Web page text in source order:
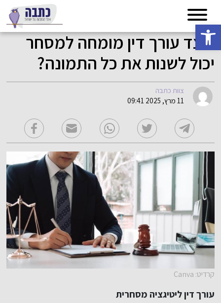
פתח סרגל נגישות
כיצד עורך דין מומחה למסחר
יכול לשנות את כל התמונה?
צוות כתבה
11 מרץ, 2025 09:41
קרדיט: Canva
עורך דין ליטיגציה מסחרית